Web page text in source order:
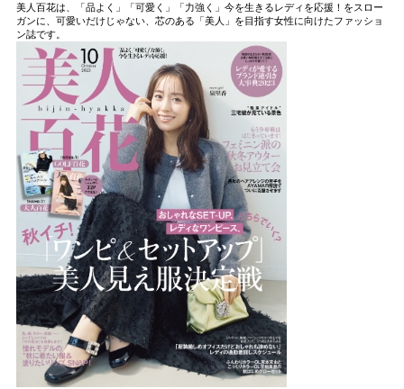
美人百花は、「品よく」「可愛く」「力強く」今を生きるレディを応援！をスロー
ガンに、可愛いだけじゃない、芯のある「美人」を目指す女性に向けたファッショ
ン誌です。